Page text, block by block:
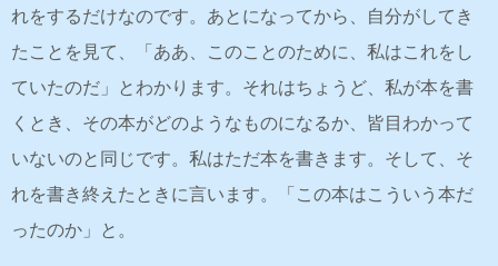
れをするだけなのです。あとになってから、自分がしてき
たことを見て、「ああ、このことのために、私はこれをし
ていたのだ」とわかります。それはちょうど、私が本を書
くとき、その本がどのようなものになるか、皆目わかって
いないのと同じです。私はただ本を書きます。そして、そ
れを書き終えたときに言います。「この本はこういう本だ
ったのか」と。